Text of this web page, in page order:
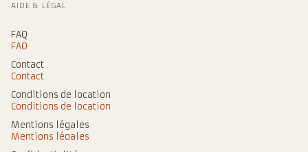
AIDE & LÉGAL
FAQ
FAQ
Contact
Contact
Conditions de location
Conditions de location
Mentions légales
Mentions légales